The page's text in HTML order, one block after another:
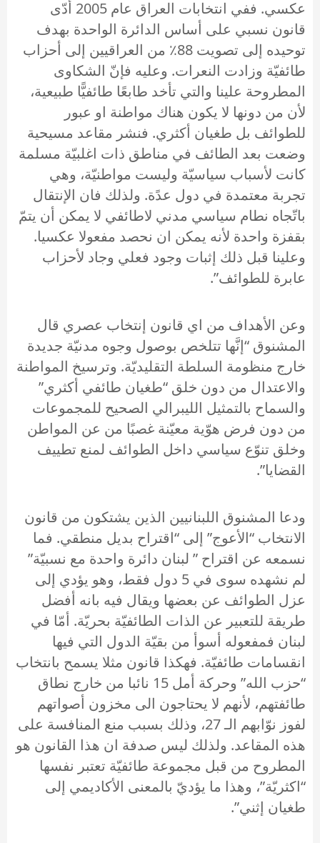
عكسي. ففي انتخابات العراق عام 2005 أدّى
قانون نسبي على أساس الدائرة الواحدة بهدف
توحيده إلى تصويت 88٪ من العراقيين إلى أحزاب
طائفيّة وزادت النعرات. وعليه فإنّ الشكاوى
المطروحة علينا والتي تأخد طابعًا طائفيًّا طبيعية،
لأن من دونها لا يكون هناك مواطنة او عبور
للطوائف بل طغيان أكثري. فنشر مقاعد مسيحية
وضعت بعد الطائف في مناطق ذات اغلبيّة مسلمة
كانت لأسباب سياسيّة وليست مواطنيّة، وهي
تجربة معتمدة في دول عدًة. ولذلك فان الإنتقال
باتّجاه نطام سياسي مدني لاطائفي لا يمكن أن يتمّ
بقفزة واحدة لأنه يمكن ان نحصد مفعولا عكسيا.
وعلينا قبل ذلك إثبات وجود فعلي وجاد لأحزاب
عابرة للطوائف”.
وعن الأهداف من اي قانون إنتخاب عصري قال
المشنوق “إنَّها تتلخص بوصول وجوه مدنيّة جديدة
خارج منظومة السلطة التقليديّة. وترسيخ المواطنة
والاعتدال من دون خلق “طغيان طائفي أكثري”
والسماح بالتمثيل الليبرالي الصحيح للمجموعات
من دون فرض هوّية معيّنة غصبًا من عن المواطن
وخلق تنوّع سياسي داخل الطوائف لمنع تطييف
القضايا”.
ودعا المشنوق اللبنانيين الذين يشتكون من قانون
الانتخاب “الأعوج” إلى “اقتراح بديل منطقي. فما
نسمعه عن اقتراح ” لبنان دائرة واحدة مع نسبيّة”
لم نشهده سوى في 5 دول فقط، وهو يؤدي إلى
عزل الطوائف عن بعضها ويقال فيه بانه أفضل
طريقة للتعبير عن الذات الطائفيّة بحريّة. أمّا في
لبنان فمفعوله أسوأ من بقيّة الدول التي فيها
انقسامات طائفيّة. فهكذا قانون مثلا يسمح بانتخاب
“حزب الله” وحركة أمل 15 نائبا من خارج نطاق
طائفتهم، لأنهم لا يحتاجون الى مخزون أصواتهم
لفوز نوّابهم الـ 27، وذلك بسبب منع المنافسة على
هذه المقاعد. ولذلك ليس صدفة ان هذا القانون هو
المطروح من قبل مجموعة طائفيّة تعتبر نفسها
“اكثريّة”، وهذا ما يؤديّ بالمعنى الأكاديمي إلى
طغيان إثني”.